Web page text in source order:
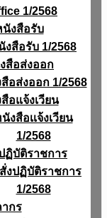
1/2568
นังสือรับ
งสือรับ 1/2568
สือส่งออก
อส่งออก 1/2568
อแจ้งเวียน
งสือเเจ้งเวียน
1/2568
ฏิบัติราชการ
งปฏิบัติราชการ
1/2568
กร